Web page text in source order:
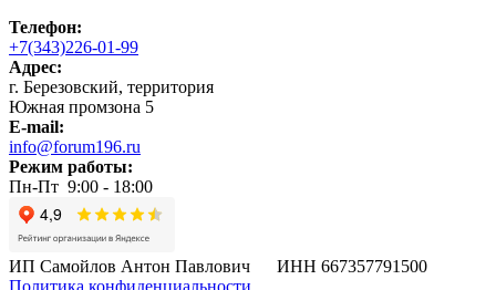
Телефон:
+7(343)226-01-99
Адрес:
г. Березовский, территория
Южная промзона 5
E-mail:
info@forum196.ru
Режим работы:
Пн-Пт 9:00 - 18:00
ИП Самойлов Антон Павлович ИНН 667357791500
Политика конфиденциальности